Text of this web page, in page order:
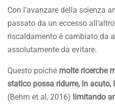
Con l’avanzare della scienza
passato da un eccesso
riscaldamento è cambiato da
assolutamente da evitare.
Questo poiché molte ricerche
statico possa ridurre, in
(Behm et al, 2016) limitando